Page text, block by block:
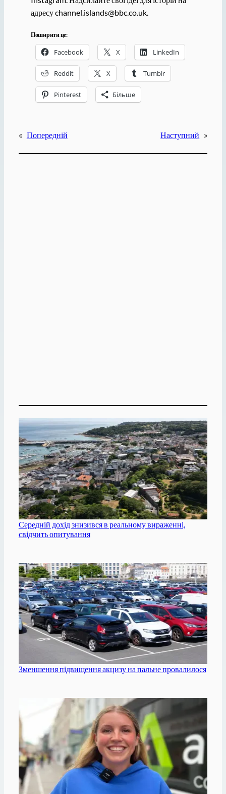
адресу channel.islands@bbc.co.uk.
Поширити це:
Facebook X LinkedIn
Reddit X Tumblr
Pinterest Більше
« Попередній Наступний »
Середній дохід знизився в реальному вираженні,
свідчить опитування
Зменшення підвищення акцизу на пальне провалилося